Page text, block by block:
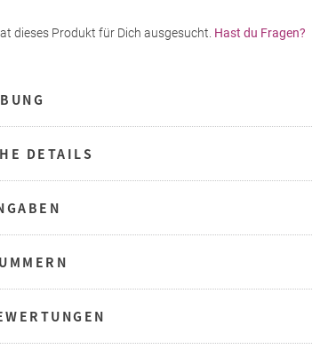
dieses Produkt für Dich ausgesucht. Hast du Fragen?
DETAILS